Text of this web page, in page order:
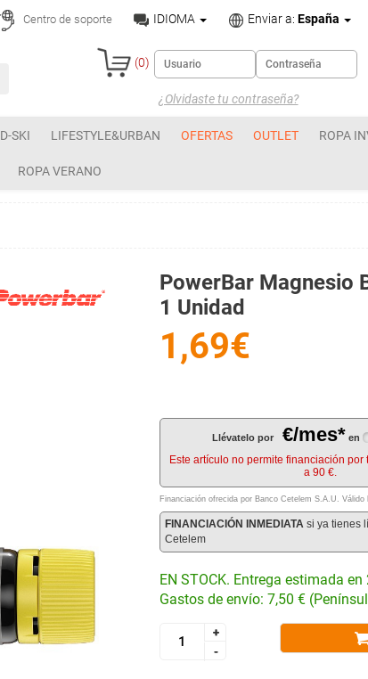
Centro de soporte IDIOMA Enviar a: España
(0)
¿Olvidaste tu contraseña?
SKI LIFESTYLE&URBAN OFERTAS OUTLET ROPA
ROPA VERANO
PowerBar Magnesio
1 Unidad
1,69€
Llévatelo por €/mes* en
Este artículo no permite financiación por
a 90 €.
Financiación ofrecida por Banco Cetelem S.A.U. Válido
FINANCIACIÓN INMEDIATA si ya tienes
Cetelem
EN STOCK. Entrega estimada
Gastos de envío: 7,50 €
+
-
+
-